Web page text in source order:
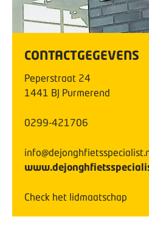
CONTACTGEGEVENS
Peperstraat 24
1441 BJ Purmerend
0299-421706
Check het lidmaatschap